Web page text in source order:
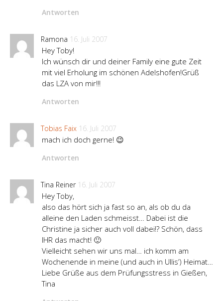
Antworten
Ramona 16. Juli 2007
Hey Toby!
Ich wünsch dir und deiner Family eine gute Zeit
mit viel Erholung im schönen Adelshofen!Grüß
das LZA von mir!!!
Antworten
Tobias Faix 16. Juli 2007
mach ich doch gerne! 😉
Antworten
Tina Reiner 16. Juli 2007
Hey Toby,
also das hört sich ja fast so an, als ob du da
alleine den Laden schmeisst… Dabei ist die
Christine ja sicher auch voll dabei!? Schön, dass
IHR das macht! 🙂
Vielleicht sehen wir uns mal… ich komm am
Wochenende in meine (und auch in Ullis’) Heimat…
Liebe Grüße aus dem Prüfungsstress in Gießen,
Tina